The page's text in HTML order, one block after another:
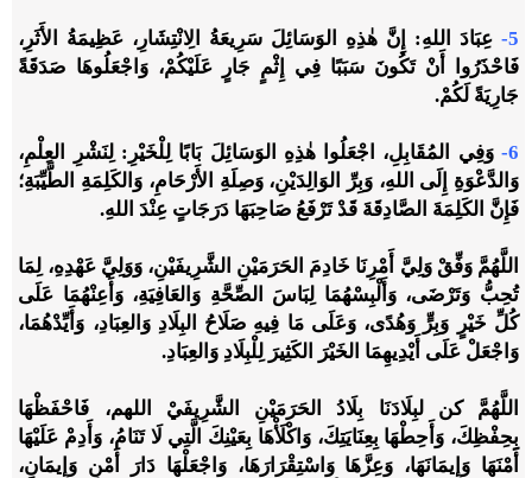
5-
عِبَادَ اللهِ: إِنَّ هٰذِهِ الوَسَائِلَ سَرِيعَةُ الِانْتِشَارِ، عَظِيمَةُ الأَثَرِ،
فَاحْذَرُوا أَنْ تَكُونَ سَبَبًا فِي إِثْمٍ جَارٍ عَلَيْكُمْ، وَاجْعَلُوهَا صَدَقَةً
جَارِيَةً لَكُمْ.
6-
وَفِي المُقَابِلِ، اجْعَلُوا هٰذِهِ الوَسَائِلَ بَابًا لِلْخَيْرِ: لِنَشْرِ العِلْمِ،
وَالدَّعْوَةِ إِلَى اللهِ، وَبِرِّ الوَالِدَيْنِ، وَصِلَةِ الأَرْحَامِ، وَالكَلِمَةِ الطَّيِّبَةِ؛
فَإِنَّ الكَلِمَةَ الصَّادِقَةَ قَدْ تَرْفَعُ صَاحِبَهَا دَرَجَاتٍ عِنْدَ اللهِ.
اللَّهُمَّ وَفِّقْ وَلِيَّ أَمْرِنَا خَادِمَ الحَرَمَيْنِ الشَّرِيفَيْنِ، وَوَلِيَّ عَهْدِهِ، لِمَا
تُحِبُّ وَتَرْضَى، وَأَلْبِسْهُمَا لِبَاسَ الصِّحَّةِ وَالعَافِيَةِ، وَأَعِنْهُمَا عَلَى
كُلِّ خَيْرٍ وَبِرٍّ وَهُدًى، وَعَلَى مَا فِيهِ صَلَاحُ البِلَادِ وَالعِبَادِ، وَأَيِّدْهُمَا،
وَاجْعَلْ عَلَى أَيْدِيهِمَا الخَيْرَ الكَثِيرَ لِلْبِلَادِ وَالعِبَادِ.
اللَّهُمَّ كن لبِلَادَنَا بِلَادُ الحَرَمَيْنِ الشَّرِيفَيْ اللهم، فَاحْفَظْهَا
بِحِفْظِكَ، وَأَحِطْهَا بِعِنَايَتِكَ، وَاكْلَأْهَا بِعَيْنِكَ الَّتِي لَا تَنَامُ، وَأَدِمْ عَلَيْهَا
أَمْنَهَا وَإِيمَانَهَا، وَعِزَّهَا وَاسْتِقْرَارَهَا، وَاجْعَلْهَا دَارَ أَمْنٍ وَإِيمَانٍ،